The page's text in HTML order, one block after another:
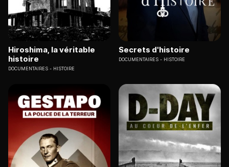
Hiroshima, la véritable
histoire
DOCUMENTAIRES HISTOIRE
Secrets d'histoire
DOCUMENTAIRES HISTOIRE